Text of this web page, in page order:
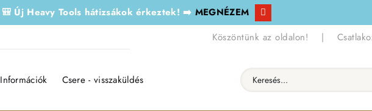
🎒 Új Heavy Tools hátizsákok érkeztek! ➡️ MEGNÉZEM
Köszöntünk az oldalon! |
Információk Csere - visszaküldés Keresés...